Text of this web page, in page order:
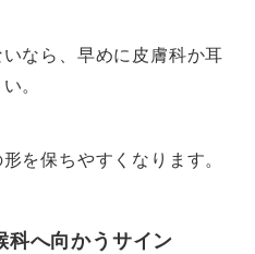
なら、早めに皮膚科か耳
。
を保ちやすくなります。
科へ向かうサイン